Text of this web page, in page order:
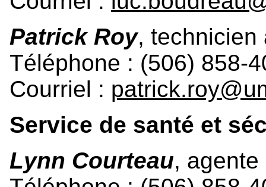
Patrick Roy, technicien
Téléphone : (506) 858-
Courriel :
Service de santé et
Lynn Courteau,